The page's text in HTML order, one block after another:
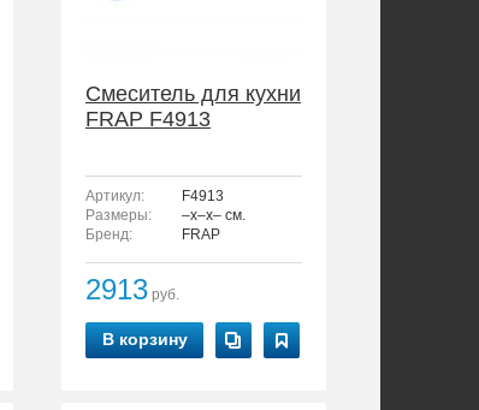
Смеситель для кухни
FRAP F4913
Артикул:
F4913
Размеры:
–x–x– см.
Бренд:
FRAP
2913 руб.
В корзину